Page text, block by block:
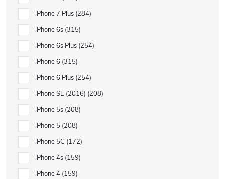
iPhone 7 Plus 284
iPhone 6s 315
iPhone 6s Plus 254
iPhone 6 315
iPhone 6 Plus 254
iPhone SE (2016) 208
iPhone 5s 208
iPhone 5 208
iPhone 5C 172
iPhone 4s 159
iPhone 4 159